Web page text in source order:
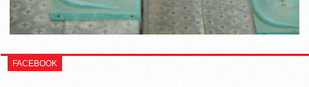
FACEBOOK